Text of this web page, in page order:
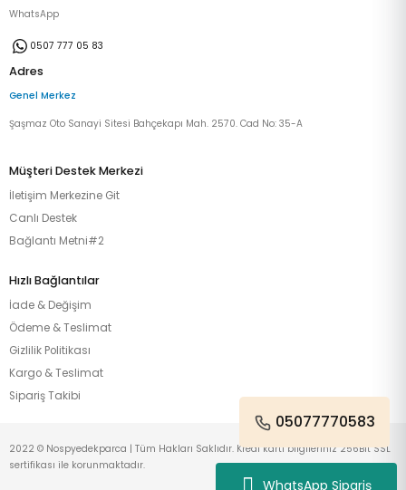
WhatsApp Sipariş
WhatsApp
0507 777 05 83
Adres
Genel Merkez
Şaşmaz Oto Sanayi Sitesi Bahçekapı Mah. 2570. Cad No: 35-A
Müşteri Destek Merkezi
İletişim Merkezine Git
Canlı Destek
Bağlantı Metni#2
Hızlı Bağlantılar
İade & Değişim
Ödeme & Teslimat
Gizlilik Politikası
Kargo & Teslimat
Sipariş Takibi
05077770583
2022 © Nospyedekparca | Tüm Hakları Saklıdır. Kredi kartı bilgileriniz 256Bit SSL
sertifikası ile korunmaktadır.